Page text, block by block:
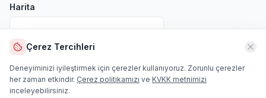
Harita
Harita
Çerez Tercihleri
Deneyiminizi iyileştirmek için çerezler kullanıyoruz. Zorunlu çerezler
her zaman etkindir. Çerez politikamızı ve KVKK metnimizi
inceleyebilirsiniz.